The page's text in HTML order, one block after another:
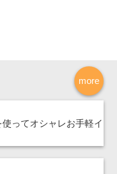
more
ってオシャレお手軽イ